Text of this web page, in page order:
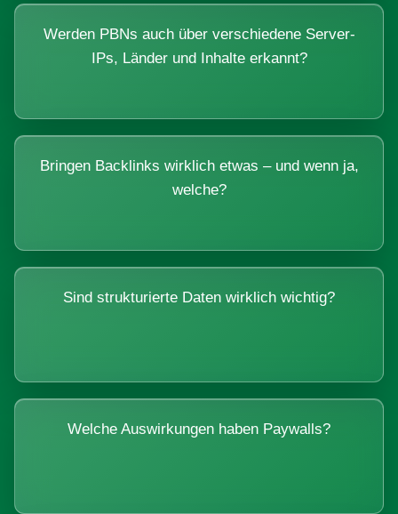
Werden PBNs auch über verschiedene Server-
IPs, Länder und Inhalte erkannt?
Bringen Backlinks wirklich etwas – und wenn ja,
welche?
Sind strukturierte Daten wirklich wichtig?
Welche Auswirkungen haben Paywalls?